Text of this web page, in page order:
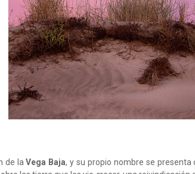
de laVega Baja, y su propio nombre se